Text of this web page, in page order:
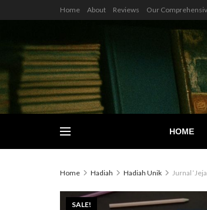
Home About Reviews Our
HOME
Home Hadiah Hadiah Unik Jurnal
SALE!